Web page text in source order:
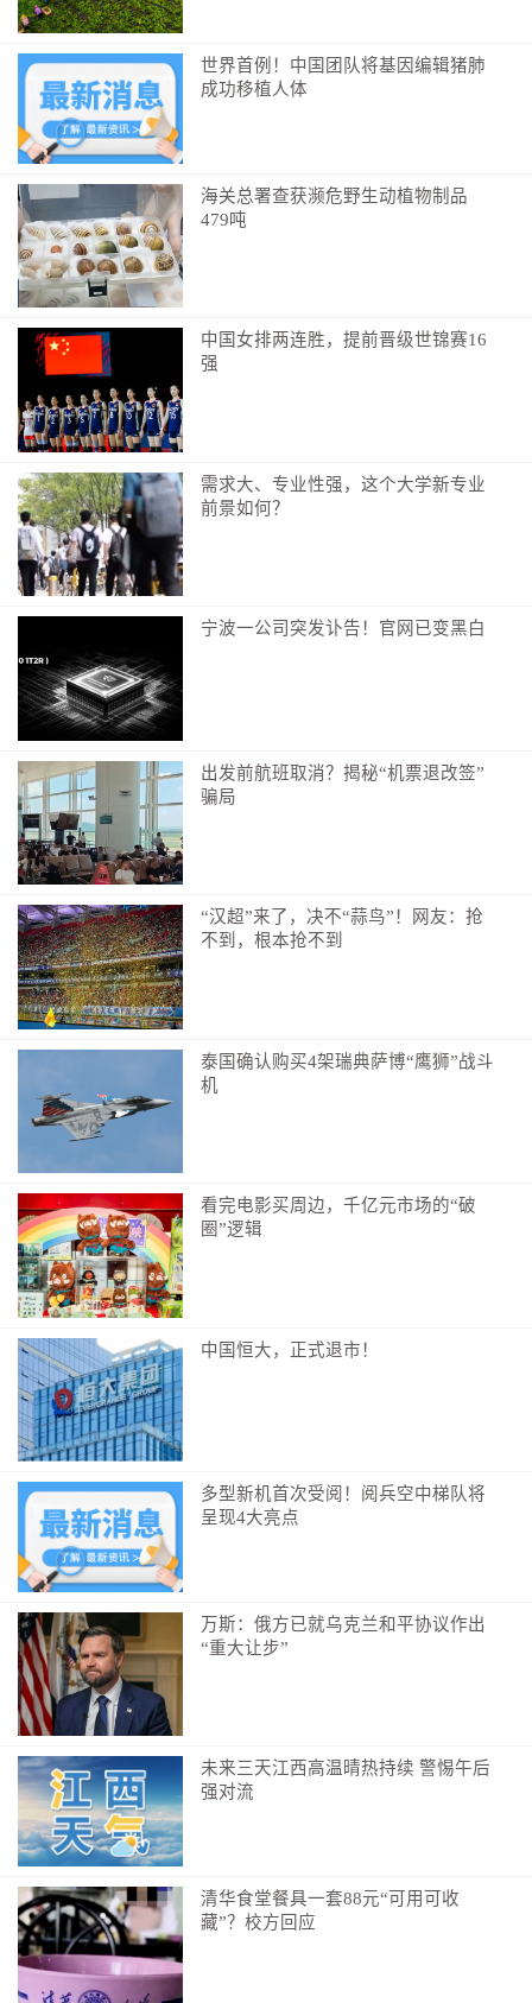
世界首例！中国团队将基因编辑猪肺
成功移植人体
海关总署查获濒危野生动植物制品
479吨
中国女排两连胜，提前晋级世锦赛16
强
需求大、专业性强，这个大学新专业
前景如何？
宁波一公司突发讣告！官网已变黑白
出发前航班取消？揭秘“机票退改签”
骗局
“汉超”来了，决不“蒜鸟”！网友：抢
不到，根本抢不到
泰国确认购买4架瑞典萨博“鹰狮”战斗
机
看完电影买周边，千亿元市场的“破
圈”逻辑
中国恒大，正式退市！
多型新机首次受阅！阅兵空中梯队将
呈现4大亮点
万斯：俄方已就乌克兰和平协议作出
“重大让步”
未来三天江西高温晴热持续 警惕午后
强对流
清华食堂餐具一套88元“可用可收
藏”？校方回应